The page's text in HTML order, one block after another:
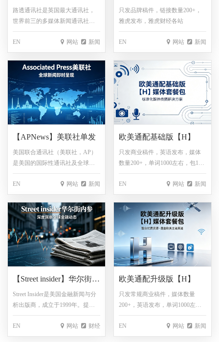
路透通讯社是英国最大通讯社，
世界前三的多媒体新闻通讯社，
也是世界上最早创办的通讯社之
一。其由保罗·朱利叶斯·路透于
1850年在德国亚琛创立，1851年
迁至英国伦敦，总部设于伦敦。
该社是一家以报道迅速准确著
称、历史悠久的国际性通讯社，
通过电讯网络向全球提供新闻报
道与金融数据，覆盖128个国家，
在全球91个国家设有197个分社，
体机构。报道英国及世界相关新
闻，涵盖了经济、金融、政治、
科技、体育、能源等行业领域。
EN 网站 新闻
只发品牌稿件，链接数量200+，
雅虎发布，雅虎财经各站
EN 网站 新闻
【APNews】美联社单发
美国联合通讯社（美联社，AP）
是美国的国际性通讯社及全球新
闻机构，成立于1846年，作为美
国规模最大的通讯社，其在全球
120个国家设有243个新闻分社，
并为全球1700余家报纸及5000多
家广播电视机构提供内容，曾多
次获得包括普利策奖在内的专业
荣誉。该通讯社全面报道美国及
世界相关新闻，内容涵盖政治、
经济、外交、社会、科技与文化
EN 网站 新闻
欧美通配基础版【H】
只发商业稿件，英语发布，媒体
数量200+，单词1000左右，包1
图，媒体部分修改不通知
EN
网站 新闻
【Street insider】华尔街内
参单发
Street Insider是美国金融新闻与分
析出版商，成立于1999年。提供
股息日历、盈利日历、IPO新闻、
对冲基金新闻等，为美国及全球
金融市场服务。
EN 网站 财经
欧美通配升级版【H】
只发常规商业稿件，媒体数量
200+，英语发布，单词1000左
右，包1图，媒体部分修改不通知
EN
网站 新闻